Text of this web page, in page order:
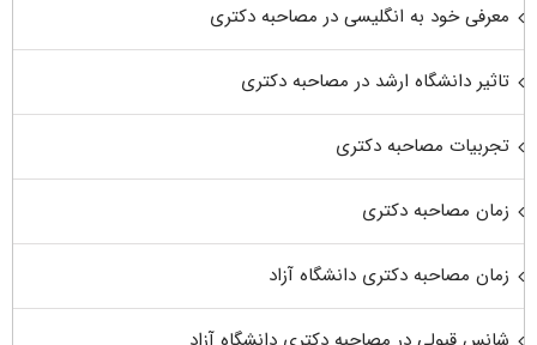
معرفی خود به انگلیسی در مصاحبه دکتری
تاثیر دانشگاه ارشد در مصاحبه دکتری
تجربیات مصاحبه دکتری
زمان مصاحبه دکتری
زمان مصاحبه دکتری دانشگاه آزاد